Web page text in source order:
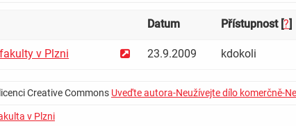
Datum Přístupnost [?]
v Plzni 23.9.2009 kdokoli
Creative Commons Uveďte autora-Neužívejte dílo komerčně-
v Plzni